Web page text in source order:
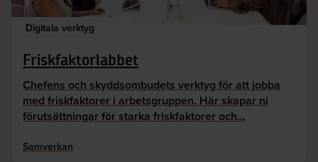
Digitala verktyg
Friskfaktorlabbet
Chefens och skyddsombudets verktyg för att jobba
med friskfaktorer i arbetsgruppen. Här skapar ni
förutsättningar för starka friskfaktorer och…
Samverkan